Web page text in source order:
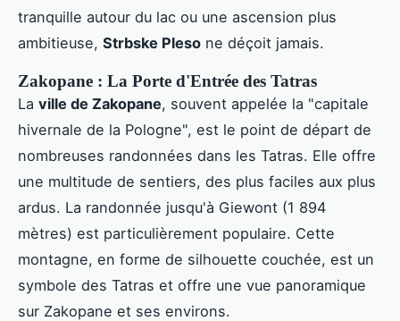
tranquille autour du lac ou une ascension plus
ambitieuse, Strbske Pleso ne déçoit jamais.
Zakopane : La Porte d'Entrée des Tatras
La ville de Zakopane, souvent appelée la "capitale
hivernale de la Pologne", est le point de départ de
nombreuses randonnées dans les Tatras. Elle offre
une multitude de sentiers, des plus faciles aux plus
ardus. La randonnée jusqu'à Giewont (1 894
mètres) est particulièrement populaire. Cette
montagne, en forme de silhouette couchée, est un
symbole des Tatras et offre une vue panoramique
sur Zakopane et ses environs.